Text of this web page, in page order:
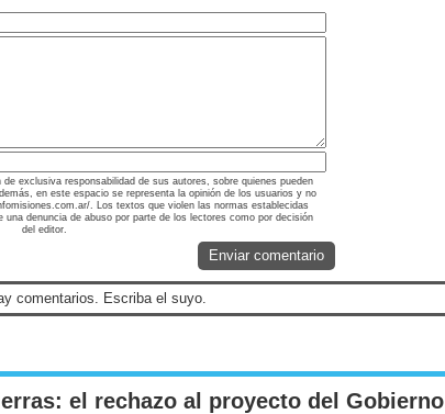
exclusiva responsabilidad de sus autores, sobre quienes pueden
en este espacio se representa la opinión de los usuarios y no
. Los textos que violen las normas establecidas
denuncia de abuso por parte de los lectores como por decisión
del editor.
Enviar comentario
comentarios. Escriba el suyo.
el rechazo al proyecto del Gobierno